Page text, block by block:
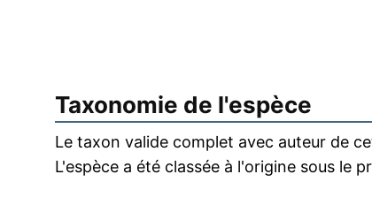
Taxonomie de l'espèce
Le taxon valide complet avec auteur de
L'espèce a été classée à l'origine sous le